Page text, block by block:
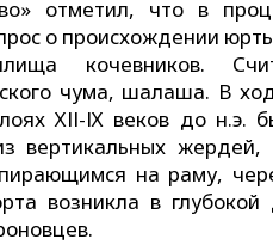
отметил, что в
о происхождении
кочевников.
чума, шалаша. В
ХІІ-ІХ веков до н.э.
вертикальных
на раму,
возникла в глубокой